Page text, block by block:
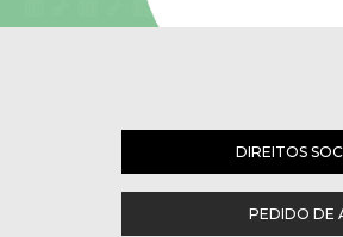
DIREITOS
PEDIDO DE